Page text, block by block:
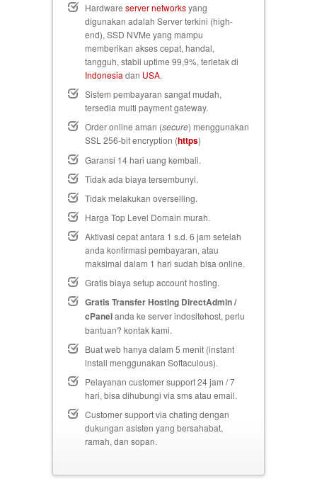
Hardware server networksyang
digunakan adalah Server terkini (high-
end), SSD NVMe yang mampu
memberikan akses cepat, handal,
tangguh, stabil uptime 99,9%, terletak di
Indonesia dan USA.
Sistem pembayaran sangat mudah,
tersedia multi payment gateway.
Order online aman (secure) menggunakan
SSL 256-bit encryption (https)
Garansi 14 hari uang kembali.
Tidak ada biaya tersembunyi.
Tidak melakukan overselling.
Harga Top Level Domain murah.
Aktivasi cepat antara 1 s.d. 6 jam setelah
anda konfirmasi pembayaran, atau
maksimal dalam 1 hari sudah bisa online.
Gratis biaya setupaccount hosting.
Gratis Transfer Hosting DirectAdmin /
cPanelanda ke server indositehost, perlu
bantuan? kontak kami.
Buat web hanya dalam 5 menit (instant
install menggunakan Softaculous).
Pelayanan customer support 24 jam / 7
hari, bisa dihubungi via sms atau email.
Customer support via chating dengan
dukungan asisten yang bersahabat,
ramah, dan sopan.